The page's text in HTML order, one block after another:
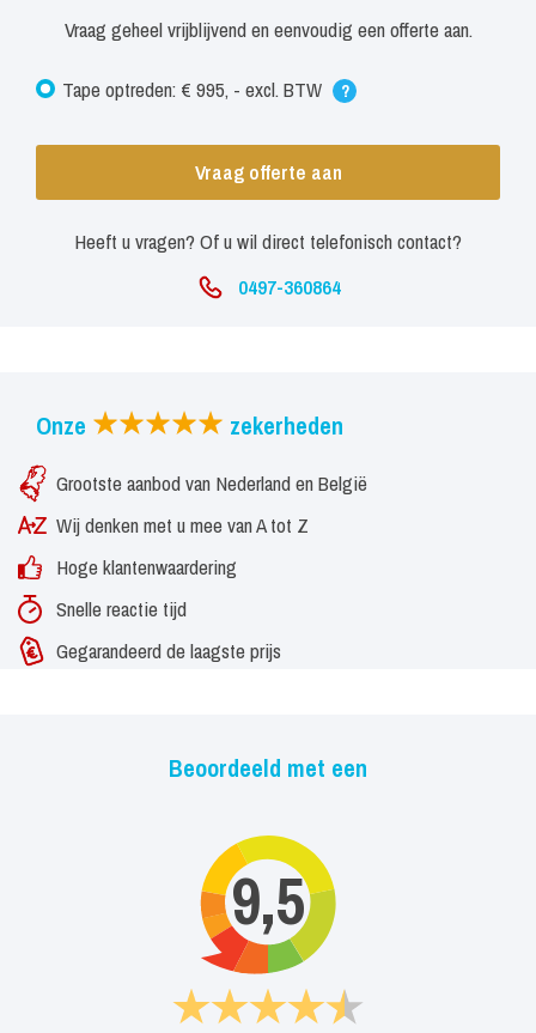
Vraag geheel vrijblijvend en eenvoudig een offerte aan.
Tape optreden: € 995, - excl. BTW ?
Vraag offerte aan
Heeft u vragen? Of u wil direct telefonisch contact?
0497-360864
Onze zekerheden
Grootste aanbod van Nederland en België
Wij denken met u mee van A tot Z
Hoge klantenwaardering
Snelle reactie tijd
Gegarandeerd de laagste prijs
Beoordeeld met een
9,5